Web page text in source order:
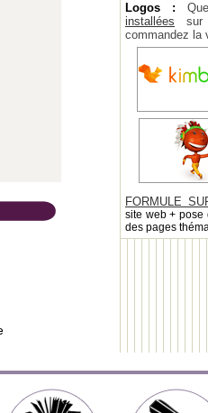
Logos :
installées sur
commandez la
FORMULE
site web + pose
des pages